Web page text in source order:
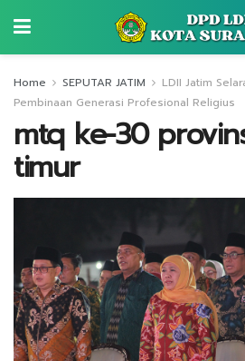
Home SEPUTAR JATIM
LDII Jatim
Pembinaan Generasi Profesional Religius
mtq ke-30
timur